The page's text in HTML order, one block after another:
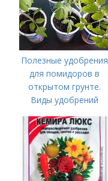
Полезные удобрения
для помидоров в
открытом грунте.
Виды удобрений